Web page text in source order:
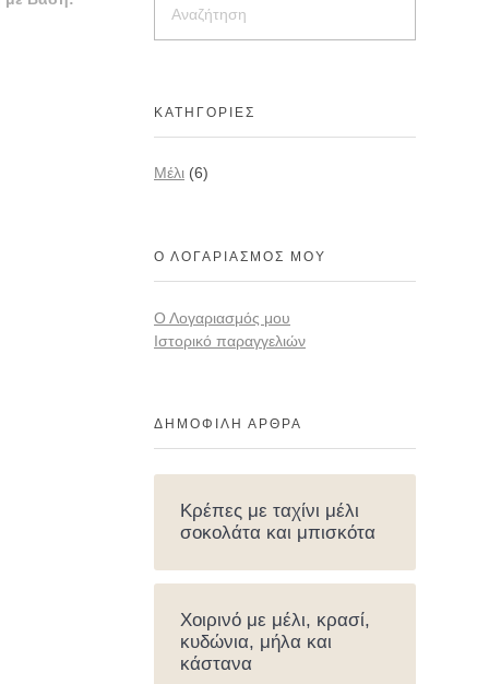
ΚΑΤΗΓΟΡΊΕΣ
Mέλι (6)
Ο ΛΟΓΑΡΙΑΣΜΌΣ ΜΟΥ
Ο Λογαριασμός μου
Ιστορικό παραγγελιών
ΔΗΜΟΦΙΛΉ ΆΡΘΡΑ
Κρέπες με ταχίνι μέλι
σοκολάτα και μπισκότα
Χοιρινό με μέλι, κρασί,
κυδώνια, μήλα και
κάστανα